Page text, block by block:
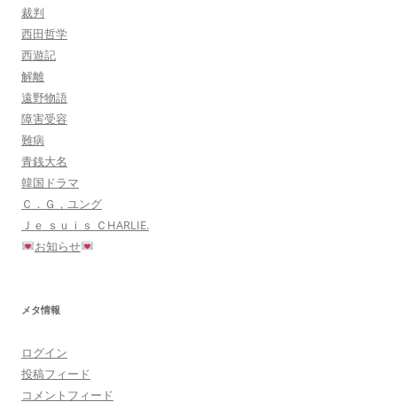
裁判
西田哲学
西遊記
解離
遠野物語
障害受容
難病
青銭大名
韓国ドラマ
Ｃ．Ｇ，ユング
Ｊｅ ｓｕｉｓ ＣHARLIE.
お知らせ
メタ情報
ログイン
投稿フィード
コメントフィード